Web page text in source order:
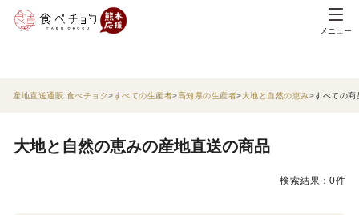
メニュー
産地直送通販 食べチョク すべての生産者 高知県の生産者 大地と自然の恵み すべての商
大地と自然の恵みの産地直送の商品
検索結果：0件